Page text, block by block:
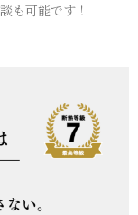
も可能です！